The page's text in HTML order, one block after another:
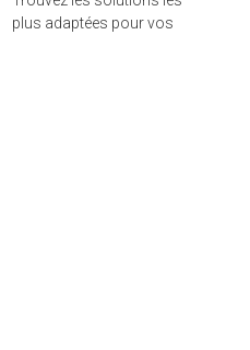
très rapide. Solozip de
Griesser est disponible
plus adaptées pour vos